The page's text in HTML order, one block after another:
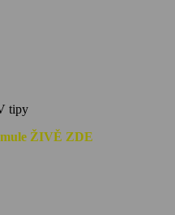
tipy
ŽIVĚ ZDE